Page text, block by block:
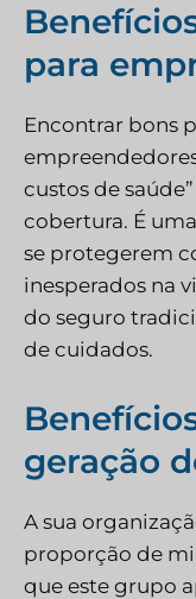
para
Encontrar bons
custos de
cobertura. É
se protegerem
inesperados na
do seguro
de cuidados.
geração
A sua
proporção de
que este grupo